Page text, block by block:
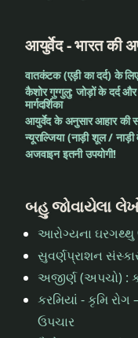
સોનું
સોળ
સંસ્કાર
સ્વર્ણપ્રાંદ
આયુર્વેદ
आयुर्वेद - भारत की
वातकंटक (एड़ी का दर्द) के
कैशोर गुग्गुलु: जोड़ों के दर्द
मार्गदर्शिका
आयुर्वेद के अनुसार आहार की
न्यूराल्जिया (नाड़ी शूल /
अजवाइन इतनी उपयोगी!
બહુ જોવાયેલા
આરોગ્યના ઘરગથ્થુ
સુવર્ણપ્રાશન
અજીર્ણ (અપચો) :
કરમિયાં - કૃમિ
ઉપચાર